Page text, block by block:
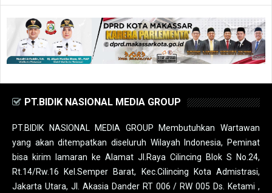
PT.BIDIK NASIONAL MEDIA GROUP
PT.BIDIK NASIONAL MEDIA GROUP Membutuhkan Wartawan
yang akan ditempatkan diseluruh Wilayah Indonesia, Peminat
bisa kirim lamaran ke Alamat Jl.Raya Cilincing Blok S No.24,
Rt.14/Rw.16 Kel.Semper Barat, Kec.Cilincing Kota Admistrasi,
Jakarta Utara, Jl. Akasia Dander RT 006 / RW 005 Ds. Ketami ,